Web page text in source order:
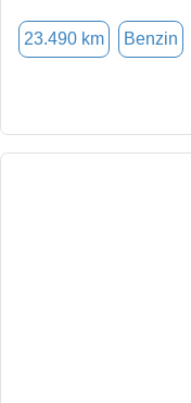
23.490 km Benzin